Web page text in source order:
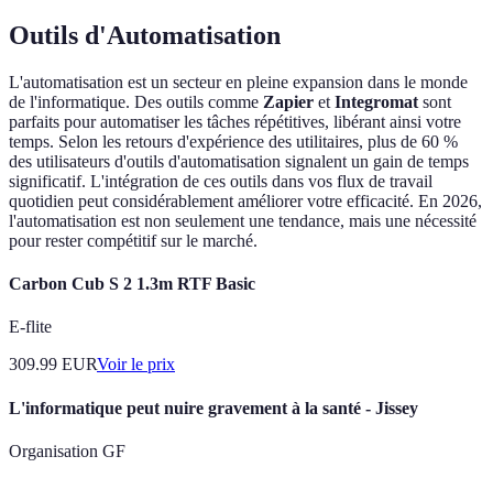
Outils d'Automatisation
L'automatisation est un secteur en pleine expansion dans le monde
de l'informatique. Des outils comme Zapier et Integromat sont
parfaits pour automatiser les tâches répétitives, libérant ainsi votre
temps. Selon les retours d'expérience des utilitaires, plus de 60 %
des utilisateurs d'outils d'automatisation signalent un gain de temps
significatif. L'intégration de ces outils dans vos flux de travail
quotidien peut considérablement améliorer votre efficacité. En 2026,
l'automatisation est non seulement une tendance, mais une nécessité
pour rester compétitif sur le marché.
Carbon Cub S 2 1.3m RTF Basic
E-flite
309.99 EURVoir le prix
L'informatique peut nuire gravement à la santé - Jissey
Organisation GF